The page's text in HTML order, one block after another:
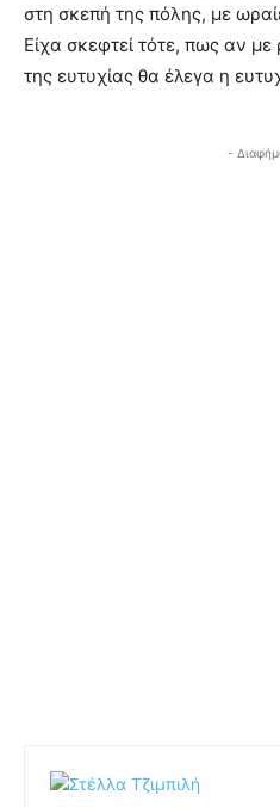
στη σκεπή της πόλης, με
Είχα σκεφτεί τότε, πως αν
της ευτυχίας θα έλεγα η
-